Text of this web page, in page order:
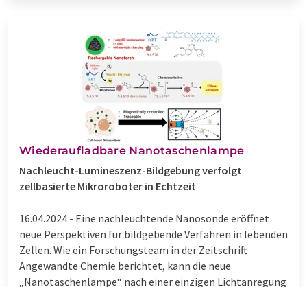
Wiederaufladbare Nanotaschenlampe
Nachleucht-Lumineszenz-Bildgebung verfolgt
zellbasierte Mikroroboter in Echtzeit
16.04.2024 - Eine nachleuchtende Nanosonde eröffnet
neue Perspektiven für bildgebende Verfahren in lebenden
Zellen. Wie ein Forschungsteam in der Zeitschrift
Angewandte Chemie berichtet, kann die neue
„Nanotaschenlampe“ nach einer einzigen Lichtanregung